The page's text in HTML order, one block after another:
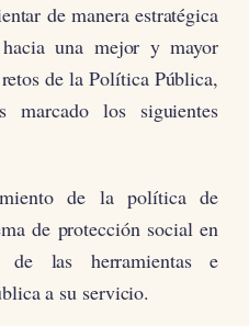
de manera estratégica
una mejor y mayor
de la Política Pública,
los siguientes
de la política de
de protección social en
de las herramientas e
a su servicio.